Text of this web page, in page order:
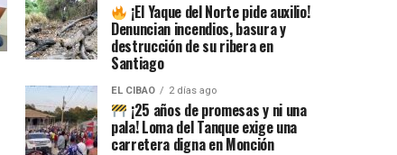
¡El Yaque del Norte pide auxilio!
Denuncian incendios, basura y
destrucción de su ribera en
Santiago
EL CIBAO 2 días ago
¡25 años de promesas y ni una
pala! Loma del Tanque exige una
carretera digna en Monción